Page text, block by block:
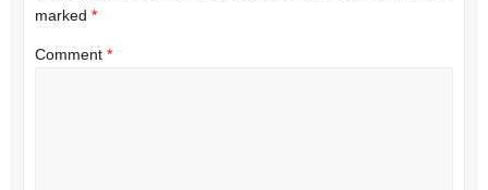
marked *
Comment *